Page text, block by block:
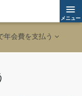
メニュー
年会費を⽀払う